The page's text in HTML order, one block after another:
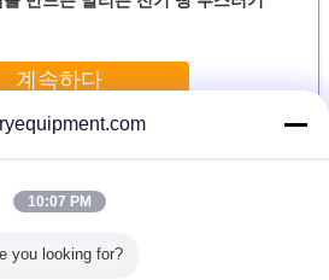
계속하다
10:07 PM
you looking for?